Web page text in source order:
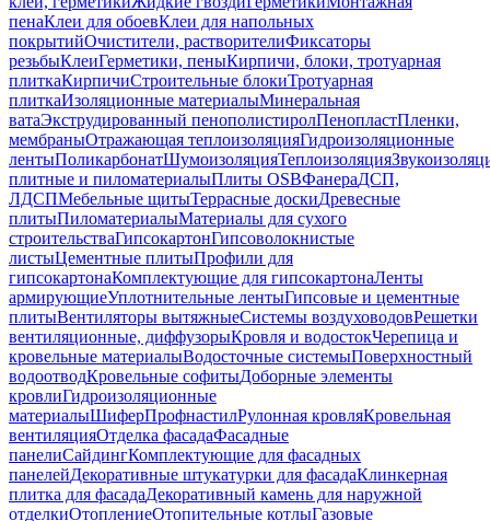
пенаКлеи для обоевКлеи для напольных
покрытийОчистители, растворителиФиксаторы
резьбыКлеиГерметики, пеныКирпичи, блоки, тротуарная
плиткаКирпичиСтроительные блокиТротуарная
плиткаИзоляционные материалыМинеральная
ватаЭкструдированный пенополистиролПенопластПленки,
мембраныОтражающая теплоизоляцияГидроизоляционные
лентыПоликарбонатШумоизоляцияТеплоизоляция
плитные и пиломатериалыПлиты OSBФанераДСП,
ЛДСПМебельные щитыТеррасные доскиДревесные
плитыПиломатериалыМатериалы для сухого
строительстваГипсокартонГипсоволокнистые
листыЦементные плитыПрофили для
гипсокартонаКомплектующие для гипсокартонаЛенты
армирующиеУплотнительные лентыГипсовые и цементные
плитыВентиляторы вытяжныеСистемы воздуховодовРешетки
вентиляционные, диффузорыКровля и водостокЧерепица и
кровельные материалыВодосточные системыПоверхностный
водоотводКровельные софитыДоборные элементы
кровлиГидроизоляционные
материалыШиферПрофнастилРулонная кровляКровельная
вентиляцияОтделка фасадаФасадные
панелиСайдингКомплектующие для фасадных
панелейДекоративные штукатурки для фасадаКлинкерная
плитка для фасадаДекоративный камень для наружной
отделкиОтоплениеОтопительные котлыГазовые